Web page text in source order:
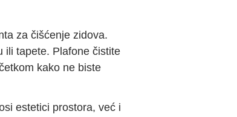
za čišćenje zidova.
ili tapete. Plafone čistite
kako ne biste
estetici prostora, već i